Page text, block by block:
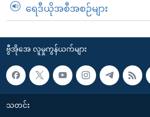
ရေဒီယိုအစီအစဉ်များ
ဗွီအိုအေ လူမှုကွန်ယက်များ
သတင်း